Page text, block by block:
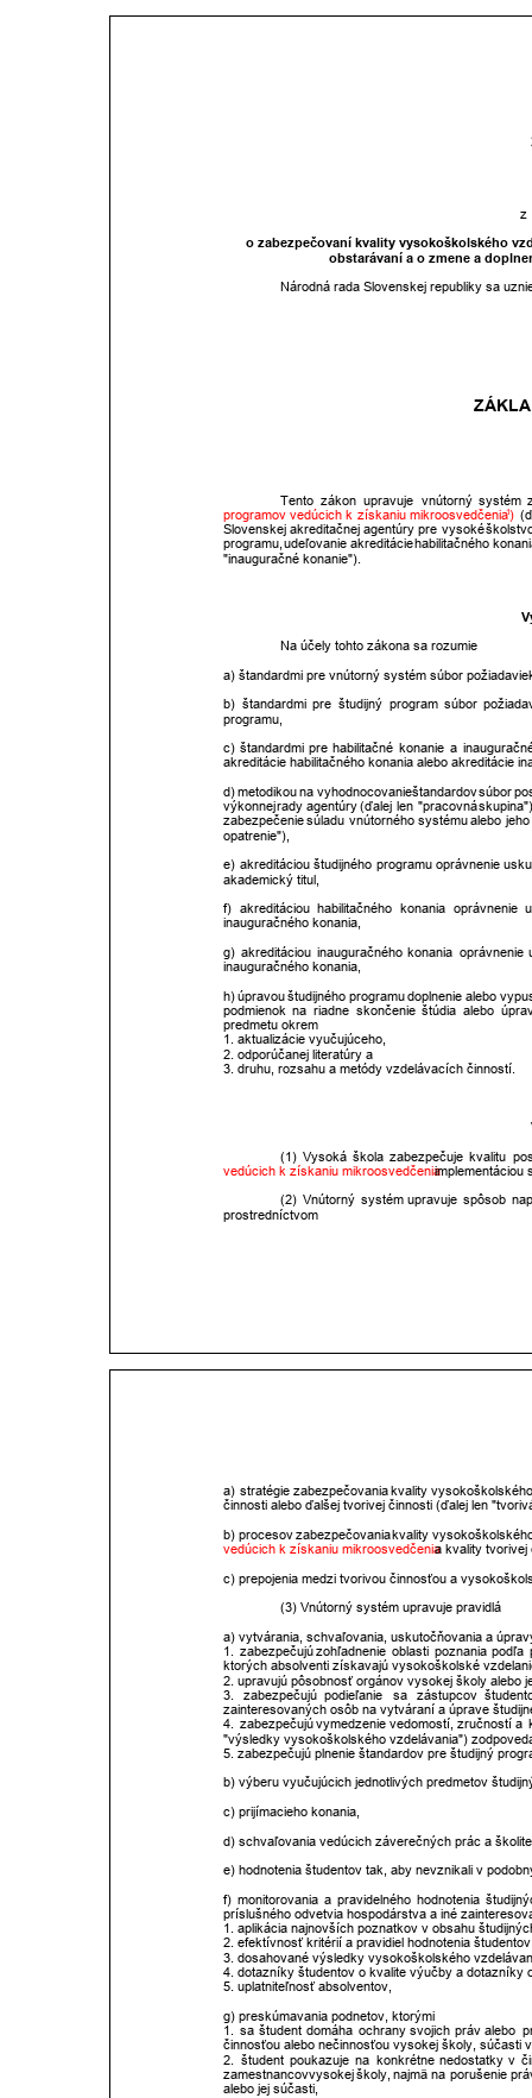
z
o zabezpečovaní kvality vysokoškolského
obstarávaní a o zmene a
Národná rada Slovenskej republiky sa
Tento zákon upravuje vnútorný systém
programov vedúcich k získaniu mikroosvedčenia1)
Slovenskej akreditačnej agentúry pre vysoké
programu,udeľovanie akreditácie habilitačného
"inauguračné konanie").
Na účely tohto zákona sa rozumie
a) štandardmi pre vnútorný systém súbor
b) štandardmi pre študijný program súbor
programu,
c) štandardmi pre habilitačné konanie a
akreditácie habilitačného konania alebo akreditácie
d) metodikouna vyhodnocovanieštandardovsúbor
výkonnejrady agentúry(ďalej len "pracovná
zabezpečeniesúladu vnútorného systému alebo jeho
opatrenie"),
e) akreditáciou študijného programu oprávnenie
akademický titul,
f) akreditáciou habilitačného konania oprávnenie
inauguračného konania,
g) akreditáciou inauguračného konania oprávnenie
inauguračného konania,
h) úpravouštudijného programudoplnenie alebo
podmienok na riadne skončenie štúdia alebo
predmetu okrem
1. aktualizácie vyučujúceho,
2. odporúčanej literatúry a
3. druhu, rozsahu a metódy vzdelávacích činností.
(1) Vysoká škola zabezpečuje kvalitu
vedúcich k získaniu mikroosvedčenia implementáciou
(2) Vnútorný systém upravuje spôsob
prostredníctvom
a) stratégie zabezpečovaniakvality vysokoškolského
činnosti alebo ďalšej tvorivej činnosti (ďalej len
b) procesovzabezpečovaniakvality
vedúcich k získaniu mikroosvedčenia a kvality tvorivej
c) prepojenia medzi tvorivou činnosťou a
(3) Vnútorný systém upravuje pravidlá
a) vytvárania, schvaľovania, uskutočňovania a
1.
zabezpečujú zohľadnenie oblasti poznania podľa
ktorých absolventi získavajú vysokoškolské
2. upravujú pôsobnosť orgánov vysokej školy alebo
3.
zabezpečujú podieľanie sa zástupcov
zainteresovaných osôb na vytváraní a úprave
4. zabezpečujú vymedzenie vedomostí, zručností a
"výsledky vysokoškolského vzdelávania")
5. zabezpečujú plnenie štandardov pre študijný
b) výberu vyučujúcich jednotlivých predmetov
c) prijímacieho konania,
d) schvaľovania vedúcich záverečných prác a
e) hodnotenia študentov tak, aby nevznikali v
f) monitorovania a pravidelného hodnotenia
príslušného odvetvia hospodárstva a iné
1. aplikácia najnovších poznatkov v obsahu
2. efektívnosť kritérií a pravidiel hodnotenia
3. dosahované výsledky vysokoškolského
4. dotazníky študentov o kvalite výučby a dotazníky
5. uplatniteľnosť absolventov,
g) preskúmavania podnetov, ktorými
1.
sa študent domáha ochrany svojich práv alebo
činnosťou alebo nečinnosťou vysokej školy, súčasti
2.
študent poukazuje na konkrétne nedostatky v
zamestnancovvysokejškoly, najmä na porušenie
alebo jej súčasti,